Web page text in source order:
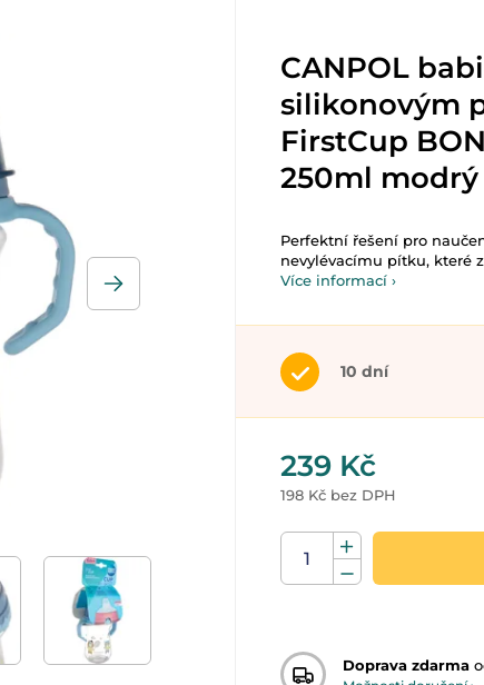
CANPOL
silikonovým
FirstCup
250ml modrý
Perfektní řešení pro
nevylévacímu pítku, které
Více informací ›
10 dní
239 Kč
198 Kč bez DPH
Doprava zdarma